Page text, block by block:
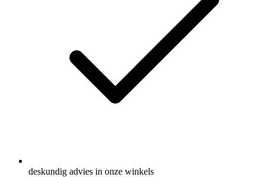
deskundig advies in onze winkels